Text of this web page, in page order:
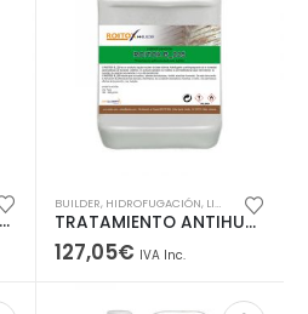
AGENTE CONSOLIDANTE PARA SUPERFICIES DESGASTADAS
BUILDER, HIDROFUGACIÓN, LIMPIEZA FACHADAS
TRATAMIENTO ANTIHUMEDAD PARA LADRILLO Y TERRACOTA
127,05€ IVA Inc.